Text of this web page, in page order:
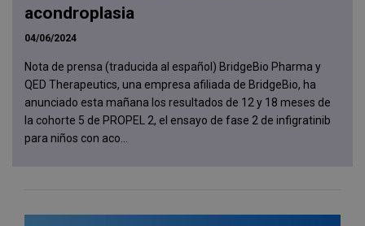
acondroplasia
04/06/2024
Nota de prensa (traducida al español) BridgeBio Pharma y
QED Therapeutics, una empresa afiliada de BridgeBio, ha
anunciado esta mañana los resultados de 12 y 18 meses de
la cohorte 5 de PROPEL 2, el ensayo de fase 2 de infigratinib
para niños con aco...